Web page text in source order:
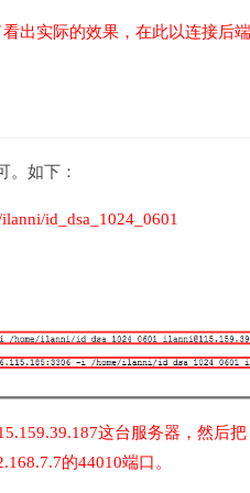
看出实际的效果，在此以连接后
。如下：
id_dsa_1024_0601
这台服务器，然后把
的44010端口。